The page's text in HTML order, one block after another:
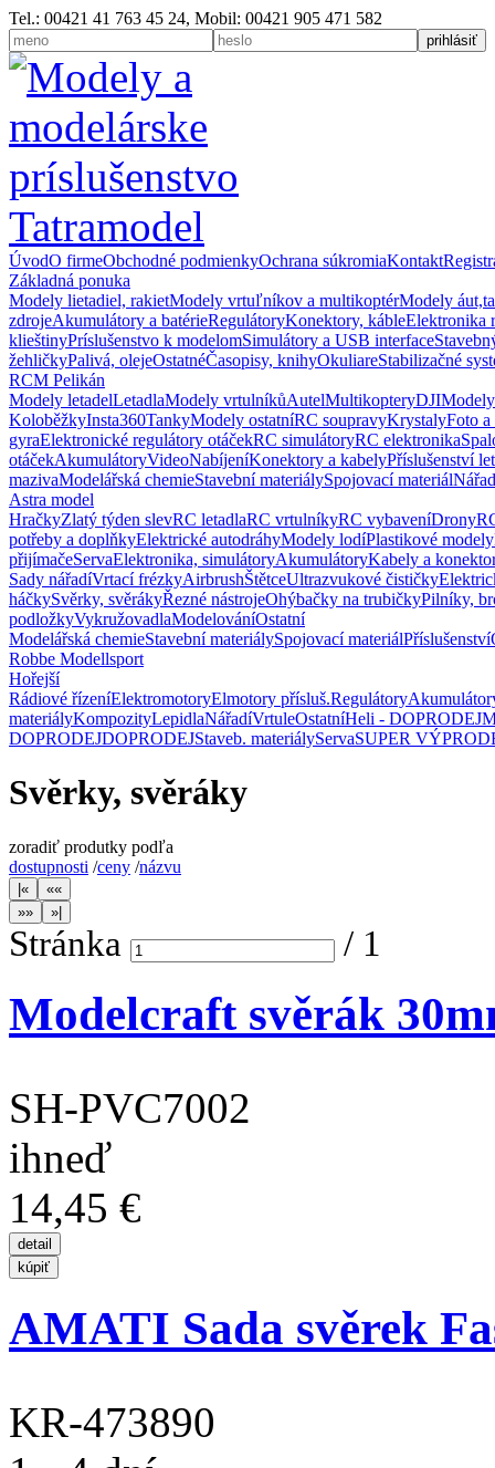
Tel.: 00421 41 763 45 24, Mobil: 00421 905 471 582
ÚvodO firmeObchodné podmienkyOchrana súkromiaKontakt
Základná ponuka
Modely lietadiel, rakietModely vrtuľníkov a multikoptérModely
zdrojeAkumulátory a batérieRegulátoryKonektory, kábleElektronika
klieštinyPríslušenstvo k modelomSimulátory a USB interface
žehličkyPalivá, olejeOstatnéČasopisy, knihyOkuliareStabilizačné
RCM Pelikán
Modely letadelLetadlaModely vrtulníkůAutelMultikopteryDJI
KoloběžkyInsta360TankyModely ostatníRC soupravyKrystalyFoto
gyraElektronické regulátory otáčekRC simulátoryRC elektronika
otáčekAkumulátoryVideoNabíjeníKonektory a kabelyPříslušenství
mazivaModelářská chemieStavební materiálySpojovací materiál
Astra model
HračkyZlatý týden slevRC letadlaRC vrtulníkyRC vybaveníDrony
potřeby a doplňkyElektrické autodráhyModely lodíPlastikové modely
přijímačeServaElektronika, simulátoryAkumulátoryKabely a
Sady nářadíVrtací frézkyAirbrushŠtětceUltrazvukové čističky
háčkySvěrky, svěrákyŘezné nástrojeOhýbačky na trubičkyPilníky,
podložkyVykružovadlaModelováníOstatní
Modelářská chemieStavební materiálySpojovací materiálPříslušenství
Robbe Modellsport
Hořejší
Rádiové řízeníElektromotoryElmotory přísluš.Regulátory
materiályKompozityLepidlaNářadíVrtuleOstatníHeli - DOPRODEJ
DOPRODEJDOPRODEJStaveb. materiályServaSUPER
Svěrky, svěráky
zoradiť produtky podľa
dostupnosti /ceny /názvu
Stránka / 1
Modelcraft svěrák
SH-PVC7002
ihneď
14,45 €
AMATI Sada svěrek
KR-473890